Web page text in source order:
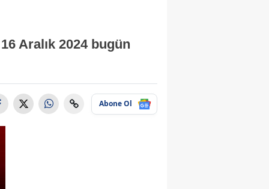
Aralık 2024 bugün
Abone Ol